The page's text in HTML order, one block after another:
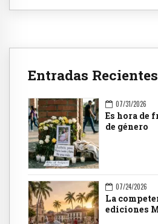
Entradas Recientes
07/31/2026
Es hora de
de género
07/24/2026
La
ediciones